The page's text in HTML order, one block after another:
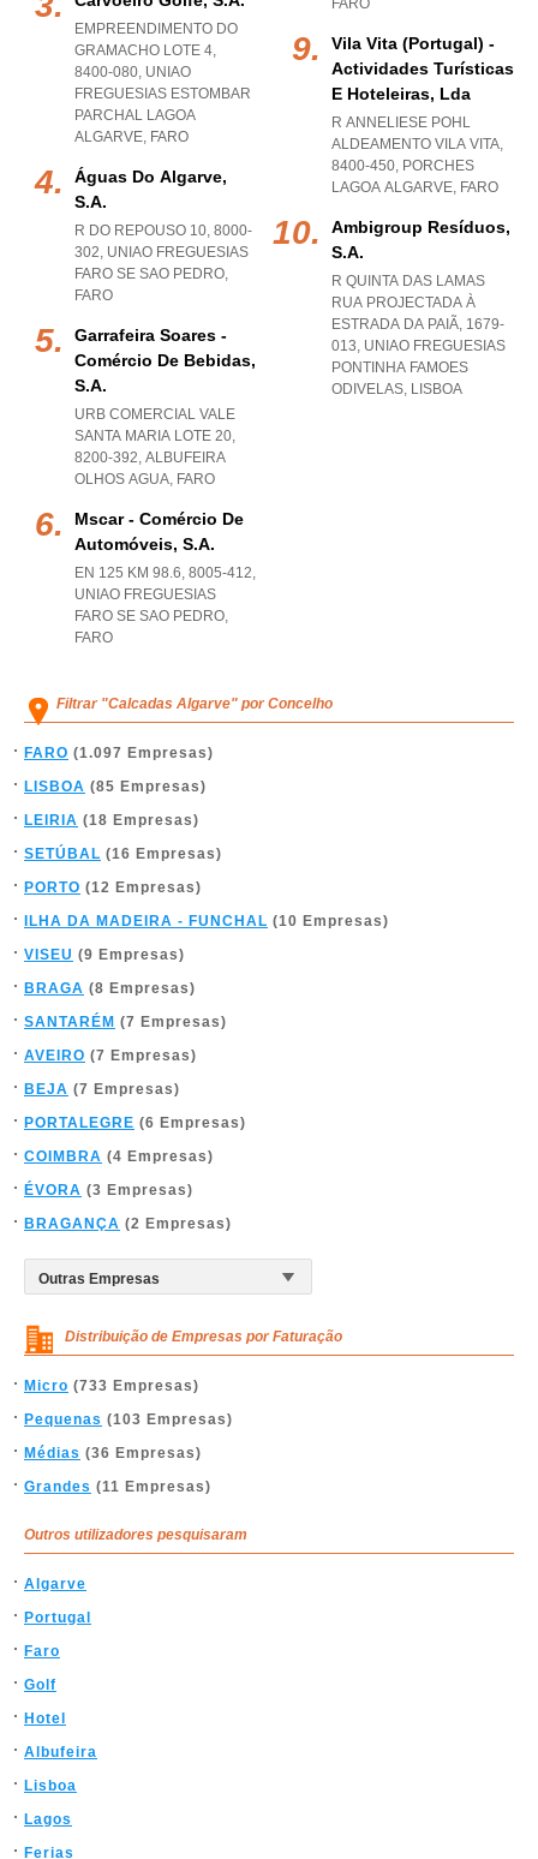
EMPREENDIMENTO DO
GRAMACHO LOTE 4,
8400-080, UNIAO
FREGUESIAS ESTOMBAR
PARCHAL LAGOA
ALGARVE, FARO
Águas Do Algarve,
S.a.
R DO REPOUSO 10, 8000-
302, UNIAO FREGUESIAS
FARO SE SAO PEDRO,
FARO
Garrafeira Soares -
Comércio De Bebidas,
S.a.
URB COMERCIAL VALE
SANTA MARIA LOTE 20,
8200-392, ALBUFEIRA
OLHOS AGUA, FARO
Mscar - Comércio De
Automóveis, S.a.
EN 125 KM 98.6, 8005-412,
UNIAO FREGUESIAS
FARO SE SAO PEDRO,
FARO
FARO
Vila Vita (portugal) -
Actividades Turísticas
E Hoteleiras, Lda
R ANNELIESE POHL
ALDEAMENTO VILA VITA,
8400-450, PORCHES
LAGOA ALGARVE, FARO
Ambigroup Resíduos,
S.a.
R QUINTA DAS LAMAS
RUA PROJECTADA À
ESTRADA DA PAIÃ, 1679-
013, UNIAO FREGUESIAS
PONTINHA FAMOES
ODIVELAS, LISBOA
Filtrar "Calcadas Algarve" por Concelho
FARO (1.097 Empresas)
LISBOA (85 Empresas)
LEIRIA (18 Empresas)
SETÚBAL (16 Empresas)
PORTO (12 Empresas)
ILHA DA MADEIRA - FUNCHAL (10 Empresas)
VISEU (9 Empresas)
BRAGA (8 Empresas)
SANTARÉM (7 Empresas)
AVEIRO (7 Empresas)
BEJA (7 Empresas)
PORTALEGRE (6 Empresas)
COIMBRA (4 Empresas)
ÉVORA (3 Empresas)
BRAGANÇA (2 Empresas)
Distribuição de Empresas por Faturação
Micro (733 Empresas)
Pequenas (103 Empresas)
Médias (36 Empresas)
Grandes (11 Empresas)
Outros utilizadores pesquisaram
Algarve
Portugal
Faro
Golf
Hotel
Albufeira
Lisboa
Lagos
Ferias